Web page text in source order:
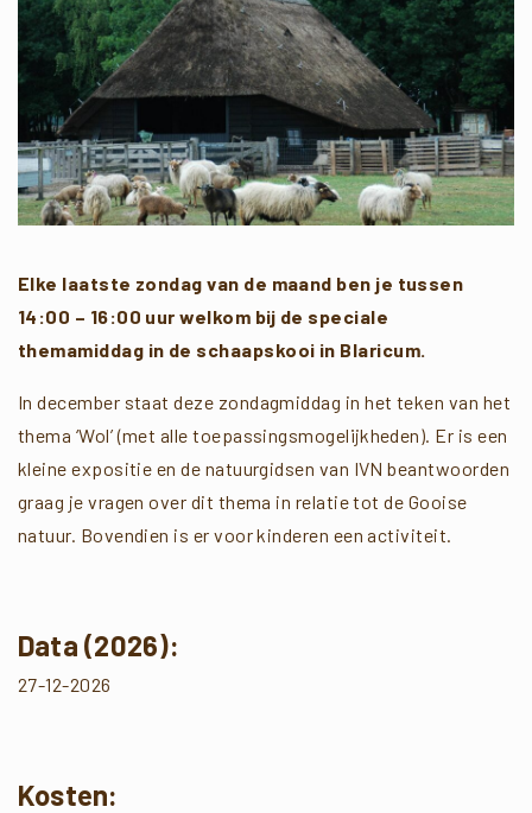
Elke laatste zondag van de maand ben je tussen
14:00 – 16:00 uur welkom bij de speciale
themamiddag in de schaapskooi in Blaricum.
In december staat deze zondagmiddag in het teken van het
thema ‘Wol’ (met alle toepassingsmogelijkheden). Er is een
kleine expositie en de natuurgidsen van IVN beantwoorden
graag je vragen over dit thema in relatie tot de Gooise
natuur. Bovendien is er voor kinderen een activiteit.
Data (2026):
27-12-2026
Kosten: